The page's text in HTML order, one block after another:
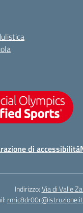
di accessibilità
Indirizzo:Via di Valle
rmic8dr00r@istruzione.it